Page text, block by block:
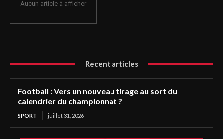
Aucun article à afficher
Recent articles
Football : Vers un nouveau tirage au sort du
calendrier du championnat ?
SPORT juillet 31, 2026